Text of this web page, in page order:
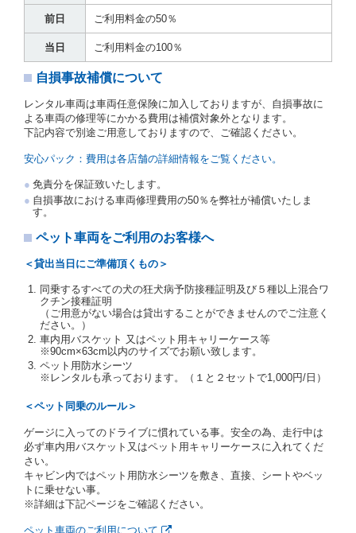
当社は、監督官庁の基本通達（注１）に基づき、貸渡
運転者の氏名、住所、運転免許の種類及び運転免許証
写しを添付するため、貸渡契約の締結にあたり、借受
人に対し、借受人の指定する運転者（以下「運転者」
といいます。）の運転免許証の提示を求めるほか、そ
の写しの提出を求めることがあります。この場合、借
受人は、自己が運転者であるときは自己の運転免許証
の運転免許証を提示するものとします。
交通局長通達「レンタカーに関する基本通達」（自
旅第138号 平成7年6月13日）の２．(10)及び(11)の
注２）運転免許証とは、道路交通法第９２条に規定
される運転免許証のうち、道路交通法施行規則第１
９条別記様式第１４の書式の運転免許証をいいま
す。
当社は、貸渡契約の締結にあたり、借受人及び運転者
に対し、運転免許証のほかに本人確認ができる書類の
提示を求め、及び提出された書類の写しをとることが
あります。
当社は、貸渡契約の締結にあたり、借受期間中に借受
人及び運転者と連絡するための携帯電話番号等の告知
を求めます。
レジットカード若しくは現金による支払いを求め、又
借受人は契約後の借受期間の延長はできないものとし
ます。
当社は、借受人又は運転者が前3項に従わない場合
は、貸渡契約の締結を拒絶するとともに、予約を取消
すことができるものとします。なお、この場合の予約
のとします。
前日 ご利用料金の50％
当日 ご利用料金の100％
自損事故補償について
レンタル車両は車両任意保険に加入しておりますが、自損事故に
よる車両の修理等にかかる費用は補償対象外となります。
下記内容で別途ご用意しておりますので、ご確認ください。
安心パック：費用は各店舗の詳細情報をご覧ください。
免責分を保証致いたします。
自損事故における車両修理費用の50％を弊社が補償いたしま
す。
ペット車両をご利用のお客様へ
＜貸出当日にご準備頂くもの＞
同乗するすべての犬の狂犬病予防接種証明及び５種以上混合ワ
クチン接種証明
（ご用意がない場合は貸出することができませんのでご注意く
ださい。）
車内用バスケット 又はペット用キャリーケース等
※90cm×63cm以内のサイズでお願い致します。
ペット用防水シーツ
※レンタルも承っております。（１と２セットで1,000円/日）
＜ペット同乗のルール＞
ゲージに入ってのドライブに慣れている事。安全の為、走行中は
必ず車内用バスケット又はペット用キャリーケースに入れてくだ
さい。
キャビン内ではペット用防水シーツを敷き、直接、シートやベッ
トに乗せない事。
※詳細は下記ページをご確認ください。
ペット車両のご利用について